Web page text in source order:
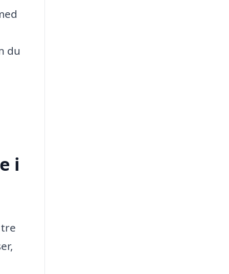
du
i